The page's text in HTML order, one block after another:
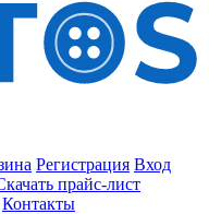
Регистрация Вход
прайс-лист
Контакты